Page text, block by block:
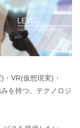
VR(仮想現実)・
を持つ、テクノロジ